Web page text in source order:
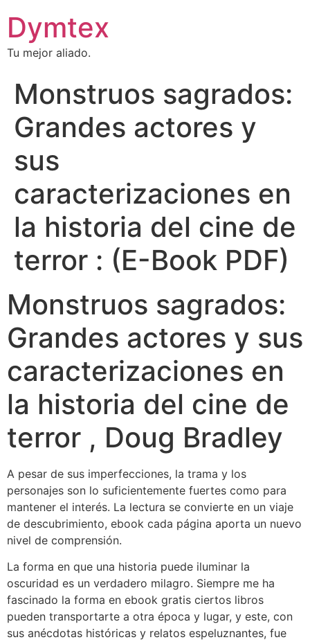
Dymtex
Tu mejor aliado.
Monstruos sagrados:
Grandes actores y
sus
caracterizaciones en
la historia del cine de
terror : (E-Book PDF)
Monstruos sagrados:
Grandes actores y sus
caracterizaciones en
la historia del cine de
terror , Doug Bradley
A pesar de sus imperfecciones, la trama y los
personajes son lo suficientemente fuertes como para
mantener el interés. La lectura se convierte en un viaje
de descubrimiento, ebook cada página aporta un nuevo
nivel de comprensión.
La forma en que una historia puede iluminar la
oscuridad es un verdadero milagro. Siempre me ha
fascinado la forma en ebook gratis ciertos libros
pueden transportarte a otra época y lugar, y este, con
sus anécdotas históricas y relatos espeluznantes, fue